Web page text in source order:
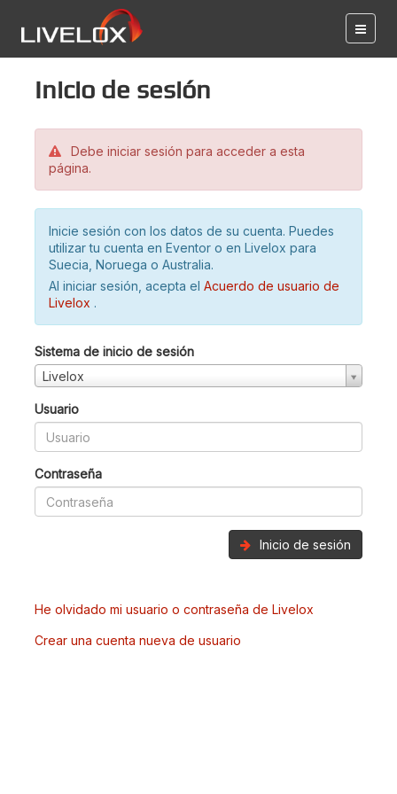
Inicio de sesión
Debe iniciar sesión para acceder a esta
página.
Inicie sesión con los datos de su cuenta. Puedes
utilizar tu cuenta en Eventor o en Livelox para
Suecia, Noruega o Australia.
Al iniciar sesión, acepta el Acuerdo de usuario de
Livelox .
Sistema de inicio de sesión
Livelox
Usuario
Contraseña
Inicio de sesión
He olvidado mi usuario o contraseña de Livelox
Crear una cuenta nueva de usuario